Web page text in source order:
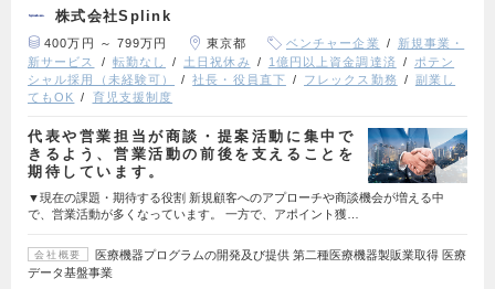
株式会社Splink
400万円 ～ 799万円 東京都 ベンチャー企業
新規事業・
新サービス
転勤なし 土日祝休み 1億円以上資金調達済
ポテン
シャル採用（未経験可）
社長・役員直下 フレックス勤務
副業し
てもOK
育児支援制度
代表や営業担当が商談・提案活動に集中で
きるよう、営業活動の前後を支えることを
期待しています。
▼現在の課題・期待する役割 新規顧客へのアプローチや商談機会が増える中
で、営業活動が多くなっています。 一方で、アポイント獲…
会社概要
医療機器プログラムの開発及び提供 第二種医療機器製販業取得 医療
データ基盤事業